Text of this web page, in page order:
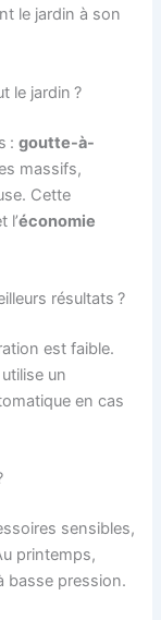
le jardin à son
le jardin ?
:goutte-à-
massifs,
Cette
l’économie
résultats ?
est faible.
un
en cas
sensibles,
printemps,
basse pression.